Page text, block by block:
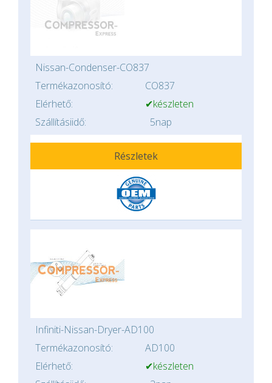
Nissan-Condenser-CO837
Termékazonosító:
CO837
Elérhető:
✔készleten
Szállításiidő:
5nap
Részletek
Infiniti-Nissan-Dryer-AD100
Termékazonosító:
AD100
Elérhető:
✔készleten